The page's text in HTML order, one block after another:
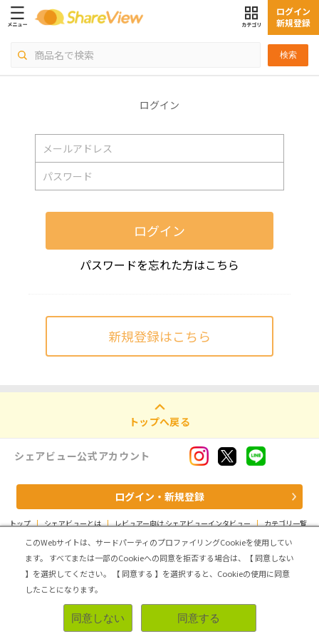
検索
ログイン
新規登録
ログイン
ログイン
パスワードを忘れた方はこちら
新規登録はこちら
トップへ戻る
シェアビュー公式アカウント
ログイン・新規登録
トップ | シェアビューとは | レビュアー向け シェアビューインタビュー | カテゴリ一覧
運営会社 | 個人情報の取扱いについて | 利用規約 サイトマップ
Copyright (C) ASMARQ Co.,Ltd. All Rights Reserved.
このWebサイトは、サードパーティのプロファイリングCookieを使用してい
ます。
すべてまたは一部のCookieへの同意を拒否する場合は、【 同意しない
】を選択してください。
【 同意する 】を選択すると、Cookieの使用に同意
したことになります。
同意しない 同意する